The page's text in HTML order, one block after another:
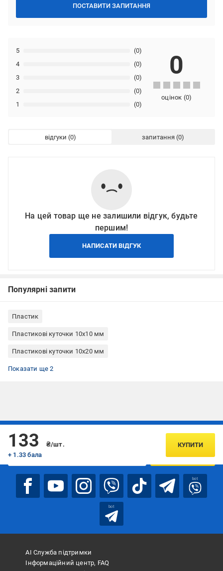
ПОСТАВИТИ ЗАПИТАННЯ
1 (0)
2 (0)
3 (0)
4 (0)
5 (0)
0
оцінок (0)
відгуки запитання
На цей товар ще не залишили відгук, будьте
першим!
НАПИСАТИ ВІДГУК
Популярні запити
Пластик
Пластикові куточки 10x10 мм
Пластикові куточки 10x20 мм
Пластикові куточки білі
Пластикові куточки Dardan
Показати ще 2
133
₴/шт.
+ 1.33 бала
КУПИТИ
Підписуйтесь, щоб дізнаватись першим про акції та пропозиції
ПІДПИСАТИСЯ
bot
bot
АІ Служба підтримки
Інформаційний центр, FAQ